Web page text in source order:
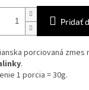
Pridať
porciovaná
.
1 porcia = 30g.